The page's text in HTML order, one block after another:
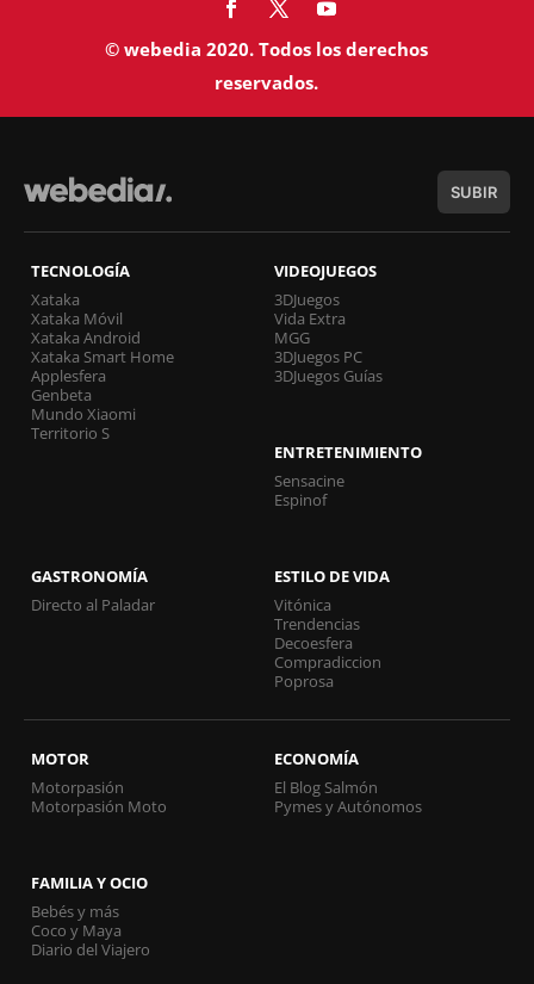
© webedia 2020. Todos los derechos
reservados.
SUBIR
TECNOLOGÍA
Xataka
Xataka Móvil
Xataka Android
Xataka Smart Home
Applesfera
Genbeta
Mundo Xiaomi
Territorio S
VIDEOJUEGOS
3DJuegos
Vida Extra
MGG
3DJuegos PC
3DJuegos Guías
ENTRETENIMIENTO
Sensacine
Espinof
GASTRONOMÍA
Directo al Paladar
ESTILO DE VIDA
Vitónica
Trendencias
Decoesfera
Compradiccion
Poprosa
MOTOR
Motorpasión
Motorpasión Moto
ECONOMÍA
El Blog Salmón
Pymes y Autónomos
FAMILIA Y OCIO
Bebés y más
Coco y Maya
Diario del Viajero